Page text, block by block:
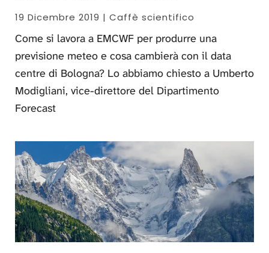
19 Dicembre 2019 | Caffè scientifico
Come si lavora a EMCWF per produrre una
previsione meteo e cosa cambierà con il data
centre di Bologna? Lo abbiamo chiesto a Umberto
Modigliani, vice-direttore del Dipartimento
Forecast